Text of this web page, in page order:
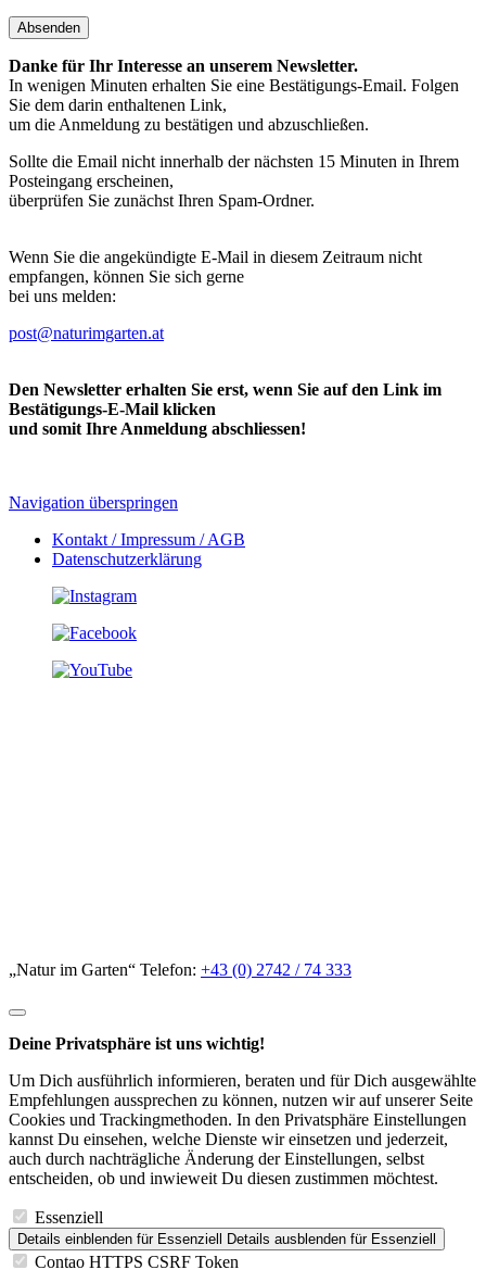
Absenden
Danke für Ihr Interesse an unserem Newsletter.
In wenigen Minuten erhalten Sie eine Bestätigungs-Email. Folgen
Sie dem darin enthaltenen Link,
um die Anmeldung zu bestätigen und abzuschließen.
Sollte die Email nicht innerhalb der nächsten 15 Minuten in Ihrem
Posteingang erscheinen,
überprüfen Sie zunächst Ihren Spam-Ordner.
Wenn Sie die angekündigte E-Mail in diesem Zeitraum nicht
empfangen, können Sie sich gerne
bei uns melden:
post@naturimgarten.at
Den Newsletter erhalten Sie erst, wenn Sie auf den Link im
Bestätigungs-E-Mail klicken
und somit Ihre Anmeldung abschliessen!
Navigation überspringen
Kontakt / Impressum / AGB
Datenschutzerklärung
„Natur im Garten“ Telefon: +43 (0) 2742 / 74 333
Deine Privatsphäre ist uns wichtig!
Um Dich ausführlich informieren, beraten und für Dich ausgewählte
Empfehlungen aussprechen zu können, nutzen wir auf unserer Seite
Cookies und Trackingmethoden. In den Privatsphäre Einstellungen
kannst Du einsehen, welche Dienste wir einsetzen und jederzeit,
auch durch nachträgliche Änderung der Einstellungen, selbst
entscheiden, ob und inwieweit Du diesen zustimmen möchtest.
Essenziell
Details einblenden für Essenziell Details ausblenden für Essenziell
Contao HTTPS CSRF Token